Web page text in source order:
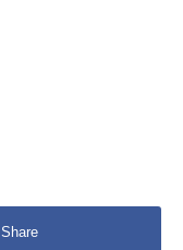
Share